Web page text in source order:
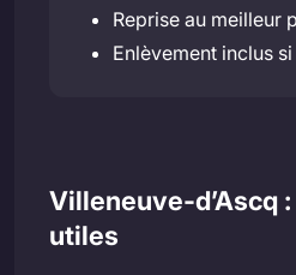
Reprise au meilleur
Enlèvement inclus
Villeneuve-d’Ascq
utiles